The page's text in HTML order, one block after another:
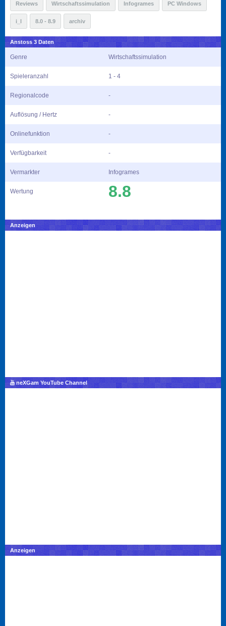
Reviews Wirtschaftssimulation Infogrames PC Windows
i_l 8.0 - 8.9 archiv
Anstoss 3 Daten
Genre Wirtschaftssimulation
Spieleranzahl 1 - 4
Regionalcode -
Auflösung / Hertz -
Onlinefunktion -
Verfügbarkeit -
Vermarkter Infogrames
Wertung 8.8
Anzeigen
neXGam YouTube Channel
Anzeigen